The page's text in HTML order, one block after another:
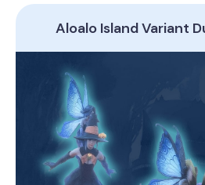
Aloalo Island Variant